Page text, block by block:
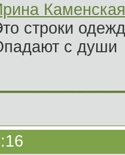
Каменская
строки
с души